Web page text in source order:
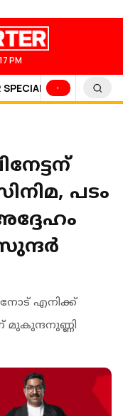
PM
SPECIAL SPORTS
പടം
എനിക്ക്